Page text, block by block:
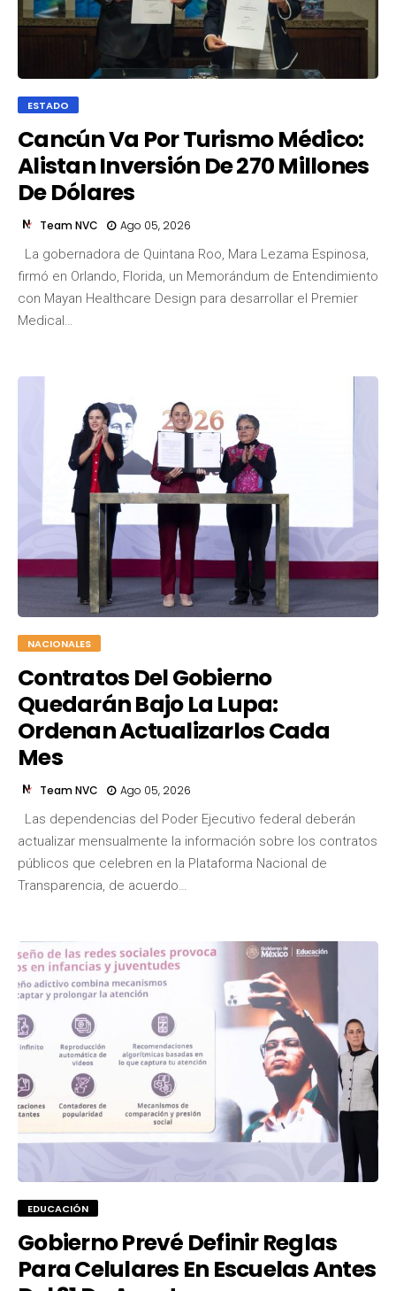
Team NVC
Team NVC
ESTADO
Cancún Va Por Turismo Médico:
Alistan Inversión De 270 Millones
De Dólares
Team NVC Ago 05, 2026
La gobernadora de Quintana Roo, Mara Lezama Espinosa,
firmó en Orlando, Florida, un Memorándum de Entendimiento
con Mayan Healthcare Design para desarrollar el Premier
Medical…
NACIONALES
Contratos Del Gobierno
Quedarán Bajo La Lupa:
Ordenan Actualizarlos Cada
Mes
Team NVC Ago 05, 2026
Las dependencias del Poder Ejecutivo federal deberán
actualizar mensualmente la información sobre los contratos
públicos que celebren en la Plataforma Nacional de
Transparencia, de acuerdo…
EDUCACIÓN
Gobierno Prevé Definir Reglas
Para Celulares En Escuelas Antes